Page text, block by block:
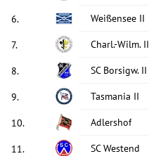
6. Weißensee II
7. Charl.-Wilm. II
8. SC Borsigw. II
9. Tasmania II
10. Adlershof
11. SC Westend